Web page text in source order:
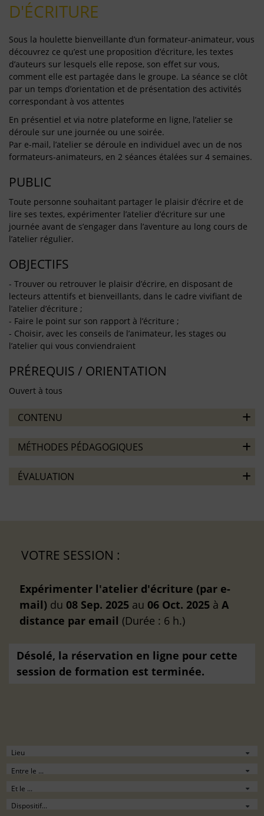
D'ÉCRITURE
Sous la houlette bienveillante d’un formateur-animateur, vous
découvrez ce qu’est une proposition d’écriture, les textes
d’auteurs sur lesquels elle repose, son effet sur vous,
comment elle est partagée dans le groupe. La séance se clôt
par un temps d’orientation et de présentation des activités
correspondant à vos attentes
En présentiel et via notre plateforme en ligne, l’atelier se
déroule sur une journée ou une soirée.
Par e-mail, l’atelier se déroule en individuel avec un de nos
formateurs-animateurs, en 2 séances étalées sur 4 semaines.
PUBLIC
Toute personne souhaitant partager le plaisir d’écrire et de
lire ses textes, expérimenter l’atelier d’écriture sur une
journée avant de s’engager dans l’aventure au long cours de
l’atelier régulier.
OBJECTIFS
- Trouver ou retrouver le plaisir d’écrire, en disposant de
lecteurs attentifs et bienveillants, dans le cadre vivifiant de
l’atelier d’écriture ;
- Faire le point sur son rapport à l’écriture ;
- Choisir, avec les conseils de l’animateur, les stages ou
l’atelier qui vous conviendraient
PRÉREQUIS / ORIENTATION
Ouvert à tous
CONTENU
MÉTHODES PÉDAGOGIQUES
ÉVALUATION
VOTRE SESSION :
Expérimenter l'atelier d'écriture (par e-
mail) du 08 Sep. 2025 au 06 Oct. 2025 à A
distance par email (Durée : 6 h.)
Désolé, la réservation en ligne pour cette
session de formation est terminée.